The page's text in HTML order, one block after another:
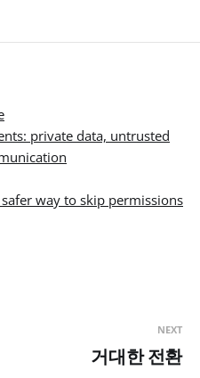
private data, untrusted
way to skip permissions
NEXT
거대한 전환